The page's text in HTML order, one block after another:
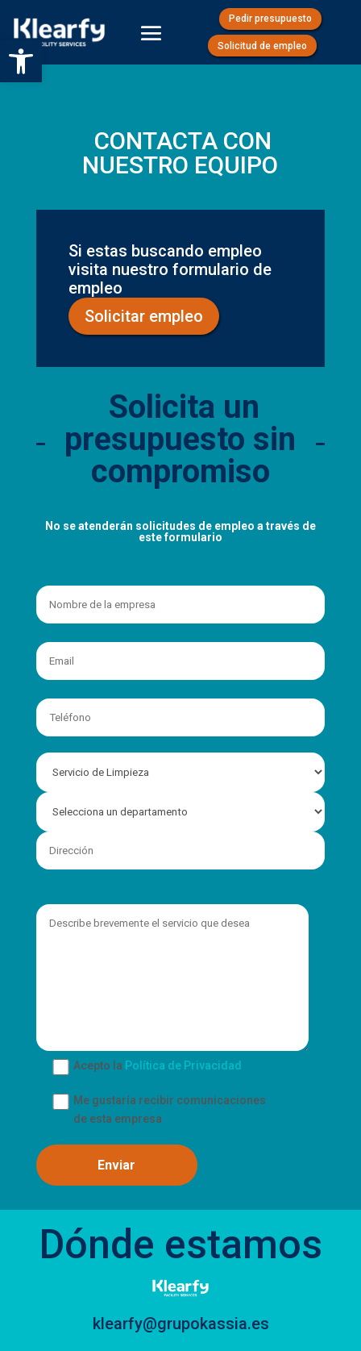
Abrir barra de herramientas
Pedir presupuesto
Solicitud de empleo
CONTACTA CON
NUESTRO EQUIPO
Si estas buscando empleo
visita nuestro formulario de
empleo
Solicitar empleo
Solicita un
presupuesto sin
compromiso
No se atenderán solicitudes de empleo a través de
este formulario
Acepto la Política de Privacidad
Me gustaría recibir comunicaciones
de esta empresa
Dónde estamos
klearfy@grupokassia.es